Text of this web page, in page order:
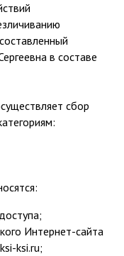
в составе
сбор
Интернет-сайта
ksi.ru;